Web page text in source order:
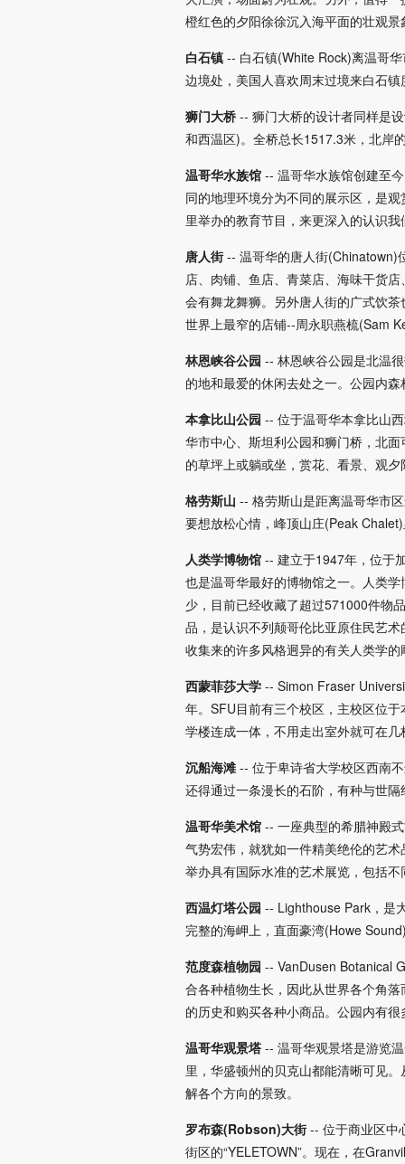
橙红色的夕阳徐徐沉入海平面的壮观
白石镇 -- 白石镇(White Rock)离温哥
边境处，美国人喜欢周末过境来白石
狮门大桥 -- 狮门大桥的设计者同样是
和西温区)。全桥总长1517.3米，北岸
温哥华水族馆 -- 温哥华水族馆创建至
同的地理环境分为不同的展示区，是
里举办的教育节目，来更深入的认识
唐人街-- 温哥华的唐人街(Chinatown)
店、肉铺、鱼店、青菜店、海味干货
会有舞龙舞狮。另外唐人街的广式饮
世界上最窄的店铺--周永职燕梳(Sam
林恩峡谷公园 -- 林恩峡谷公园是北温
的地和最爱的休闲去处之一。公园内
本拿比山公园 -- 位于温哥华本拿比山
华市中心、斯坦利公园和狮门桥，北
的草坪上或躺或坐，赏花、看景、观
格劳斯山 -- 格劳斯山是距离温哥华市
要想放松心情，峰顶山庄(Peak
人类学博物馆 -- 建立于1947年，位于
也是温哥华最好的博物馆之一。人类
少，目前已经收藏了超过571000件物
品，是认识不列颠哥伦比亚原住民艺
收集来的许多风格迥异的有关人类学
西蒙菲莎大学 -- Simon Fraser
年。SFU目前有三个校区，主校区位
学楼连成一体，不用走出室外就可在
沉船海滩 -- 位于卑诗省大学校区西南
还得通过一条漫长的石阶，有种与世
温哥华美术馆 -- 一座典型的希腊神殿
气势宏伟，就犹如一件精美绝伦的艺
举办具有国际水准的艺术展览，包括
西温灯塔公园 -- Lighthouse Park，是
完整的海岬上，直面豪湾(Howe
范度森植物园 -- VanDusen Botanical
合各种植物生长，因此从世界各个角
的历史和购买各种小商品。公园内有
温哥华观景塔 -- 温哥华观景塔是游览
里，华盛顿州的贝克山都能清晰可见
解各个方向的景致。
罗布森(Robson)大街-- 位于商业区中
街区的“YELETOWN”。现在，在